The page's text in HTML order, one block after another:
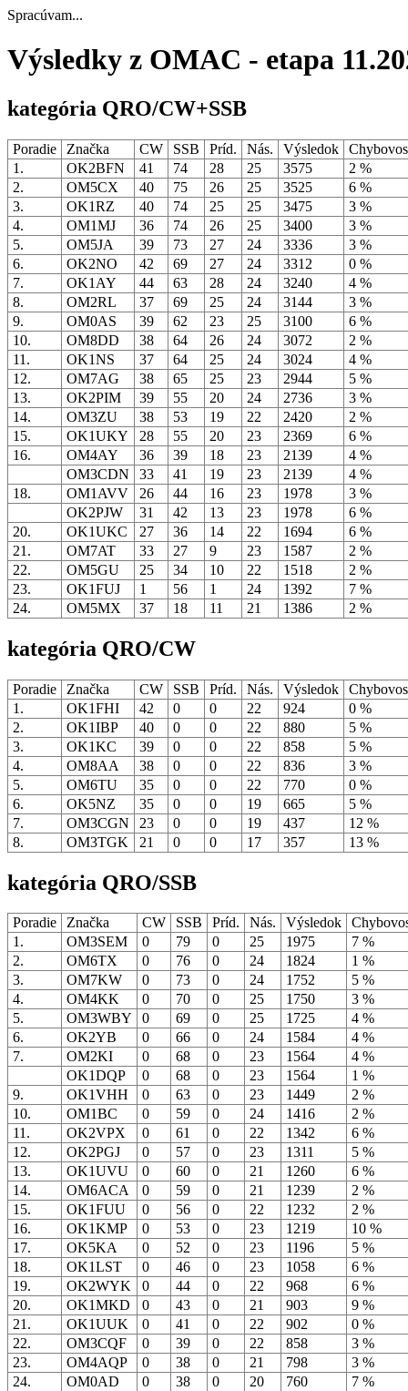
Spracúvam...
Výsledky z OMAC - etapa
kategória QRO/CW+SSB
Poradie Značka CW SSB Príd. Nás. Výsledok
1.
OK2BFN 41 74 28 25 3575
2 %
2.
OM5CX 40 75 26 25 3525
6 %
3.
OK1RZ 40 74 25 25 3475
3 %
4.
OM1MJ 36 74 26 25 3400
3 %
5.
OM5JA 39 73 27 24 3336
3 %
6.
OK2NO 42 69 27 24 3312
0 %
7.
OK1AY 44 63 28 24 3240
4 %
8.
OM2RL 37 69 25 24 3144
3 %
9.
OM0AS 39 62 23 25 3100
6 %
10.
OM8DD 38 64 26 24 3072
2 %
11.
OK1NS 37 64 25 24 3024
4 %
12.
OM7AG 38 65 25 23 2944
5 %
13.
OK2PIM 39 55 20 24 2736
3 %
14.
OM3ZU 38 53 19 22 2420
2 %
15.
OK1UKY 28 55 20 23 2369
6 %
16.
OM4AY 36 39 18 23 2139
4 %
OM3CDN
33 41 19 23 2139
4 %
18.
OM1AVV 26 44 16 23 1978
3 %
OK2PJW
31 42 13 23 1978
6 %
20.
OK1UKC 27 36 14 22 1694
6 %
21.
OM7AT 33 27 9 23 1587
2 %
22.
OM5GU 25 34 10 22 1518
2 %
23.
OK1FUJ 1 56 1 24 1392
7 %
24.
OM5MX 37 18 11 21 1386 2 %
kategória QRO/CW
Poradie Značka CW SSB Príd. Nás. Výsledok
1.
OK1FHI 42 0 0 22 924
0 %
2.
OK1IBP 40 0 0 22 880
5 %
3.
OK1KC 39 0 0 22 858
5 %
4.
OM8AA 38 0 0 22 836
3 %
5.
OM6TU 35 0 0 22 770
0 %
6.
OK5NZ 35 0 0 19 665
5 %
7.
OM3CGN 23 0 0 19 437
12 %
8.
OM3TGK 21 0 0 17 357 13 %
kategória QRO/SSB
Poradie Značka CW SSB Príd. Nás. Výsledok
1.
OM3SEM 0 79 0 25 1975
7 %
2.
OM6TX 0 76 0 24 1824
1 %
3.
OM7KW 0 73 0 24 1752
5 %
4.
OM4KK 0 70 0 25 1750
3 %
5.
OM3WBY 0 69 0 25 1725
4 %
6.
OK2YB 0 66 0 24 1584
4 %
7.
OM2KI 0 68 0 23 1564
4 %
OK1DQP
0 68 0 23 1564
1 %
9.
OK1VHH 0 63 0 23 1449
2 %
10.
OM1BC 0 59 0 24 1416
2 %
11.
OK2VPX 0 61 0 22 1342
6 %
12.
OK2PGJ 0 57 0 23 1311
5 %
13.
OK1UVU 0 60 0 21 1260
6 %
14.
OM6ACA 0 59 0 21 1239
2 %
15.
OK1FUU 0 56 0 22 1232
2 %
16.
OK1KMP 0 53 0 23 1219
10 %
17.
OK5KA 0 52 0 23 1196
5 %
18.
OK1LST 0 46 0 23 1058
6 %
19.
OK2WYK 0 44 0 22 968
6 %
20.
OK1MKD 0 43 0 21 903
9 %
21.
OK1UUK 0 41 0 22 902
0 %
22.
OM3CQF 0 39 0 22 858
3 %
23.
OM4AQP 0 38 0 21 798
3 %
24.
OM0AD 0 38 0 20 760
7 %